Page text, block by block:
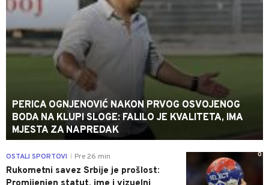
PERICA OGNJENOVIĆ NAKON PRVOG OSVOJENOG
BODA NA KLUPI SLOGE: FALILO JE KVALITETA, IMA
MJESTA ZA NAPREDAK
0
OSTALI SPORTOVI Pre 26 min
Rukometni savez Srbije je prošlost: